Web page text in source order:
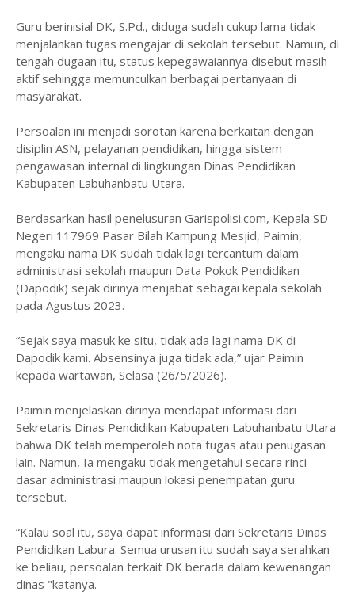
Guru berinisial DK, S.Pd., diduga sudah cukup lama tidak
menjalankan tugas mengajar di sekolah tersebut. Namun, di
tengah dugaan itu, status kepegawaiannya disebut masih
aktif sehingga memunculkan berbagai pertanyaan di
masyarakat.
Persoalan ini menjadi sorotan karena berkaitan dengan
disiplin ASN, pelayanan pendidikan, hingga sistem
pengawasan internal di lingkungan Dinas Pendidikan
Kabupaten Labuhanbatu Utara.
Berdasarkan hasil penelusuran Garispolisi.com, Kepala SD
Negeri 117969 Pasar Bilah Kampung Mesjid, Paimin,
mengaku nama DK sudah tidak lagi tercantum dalam
administrasi sekolah maupun Data Pokok Pendidikan
(Dapodik) sejak dirinya menjabat sebagai kepala sekolah
pada Agustus 2023.
“Sejak saya masuk ke situ, tidak ada lagi nama DK di
Dapodik kami. Absensinya juga tidak ada,” ujar Paimin
kepada wartawan, Selasa (26/5/2026).
Paimin menjelaskan dirinya mendapat informasi dari
Sekretaris Dinas Pendidikan Kabupaten Labuhanbatu Utara
bahwa DK telah memperoleh nota tugas atau penugasan
lain. Namun, Ia mengaku tidak mengetahui secara rinci
dasar administrasi maupun lokasi penempatan guru
tersebut.
“Kalau soal itu, saya dapat informasi dari Sekretaris Dinas
Pendidikan Labura. Semua urusan itu sudah saya serahkan
ke beliau, persoalan terkait DK berada dalam kewenangan
dinas "katanya.